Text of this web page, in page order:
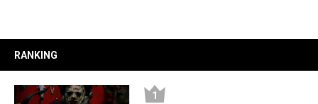
RANKING